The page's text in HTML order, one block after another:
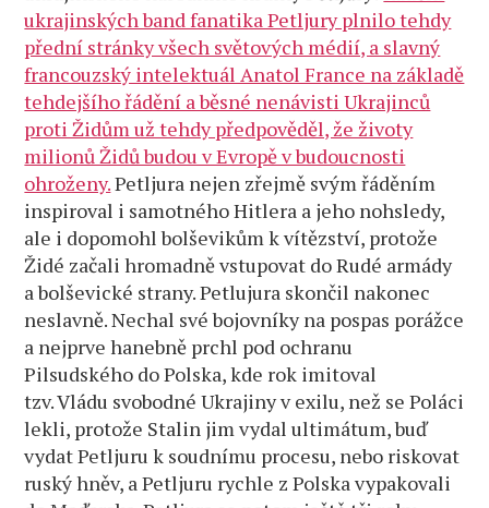
ukrajinských band fanatika Petljury plnilo tehdy
přední stránky všech světových médií, a slavný
francouzský intelektuál Anatol France na základě
tehdejšího řádění a běsné nenávisti Ukrajinců
proti Židům už tehdy předpověděl, že životy
milionů Židů budou v Evropě v budoucnosti
ohroženy.Petljura nejen zřejmě svým řáděním
inspiroval i samotného Hitlera a jeho nohsledy,
ale i dopomohl bolševikům k vítězství, protože
Židé začali hromadně vstupovat do Rudé armády
a bolševické strany. Petlujura skončil nakonec
neslavně. Nechal své bojovníky na pospas porážce
a nejprve hanebně prchl pod ochranu
Pilsudského do Polska, kde rok imitoval
tzv. Vládu svobodné Ukrajiny v exilu, než se Poláci
lekli, protože Stalin jim vydal ultimátum, buď
vydat Petljuru k soudnímu procesu, nebo riskovat
ruský hněv, a Petljuru rychle z Polska vypakovali